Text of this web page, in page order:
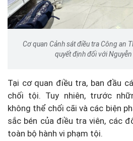
Cơ quan Cảnh sát điều tra Công an
quyết định đối với Nguyễn
Tại cơ quan điều tra, ban đầu
chối tội. Tuy nhiên, trước
không thể chối cãi và các biện
sắc bén của điều tra viên, các
toàn bộ hành vi phạm tội.